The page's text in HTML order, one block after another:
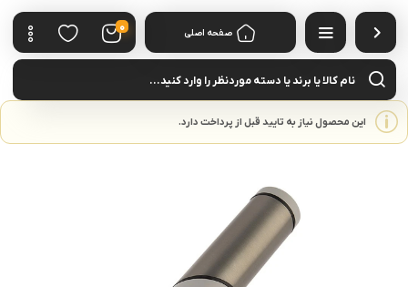
صفحه اصلی 0
این محصول نیاز به تایید قبل از پرداخت دارد.